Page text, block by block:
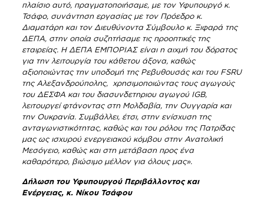
πλαίσιο αυτό, πραγματοποιήσαμε, με τον Υφυπουργό κ.
Τσάφο, συνάντηση εργασίας με τον Πρόεδρο κ.
Διαματάρη και τον Διευθύνοντα Σύμβουλο κ. Ξιφαρά της
ΔΕΠΑ, στην οποία συζητήσαμε τις προοπτικές της
εταιρείας. Η ΔΕΠΑ ΕΜΠΟΡΙΑΣ είναι η αιχμή του δόρατος
για την λειτουργία του κάθετου άξονα, καθώς
αξιοποιώντας την υποδομή της Ρεβυθουσάς και του FSRU
της Αλεξανδρούπολης, χρησιμοποιώντας τους αγωγούς
του ΔΕΣΦΑ και του διασυνδετηριου αγωγού IGB,
λειτουργεί φτάνοντας στη Μολδαβία, την Ουγγαρία και
την Ουκρανία. Συμβάλλει, έτσι, στην ενίσχυση της
ανταγωνιστικότητας, καθώς και του ρόλου της Πατρίδας
μας ως ισχυρού ενεργειακού κόμβου στην Ανατολική
Μεσόγειο, καθώς και στη μετάβαση προς ένα
καθαρότερο, βιώσιμο μέλλον για όλους μας».
Δήλωση του Υφυπουργού Περιβάλλοντος και
Ενέργειας, κ. Νίκου Τσάφου